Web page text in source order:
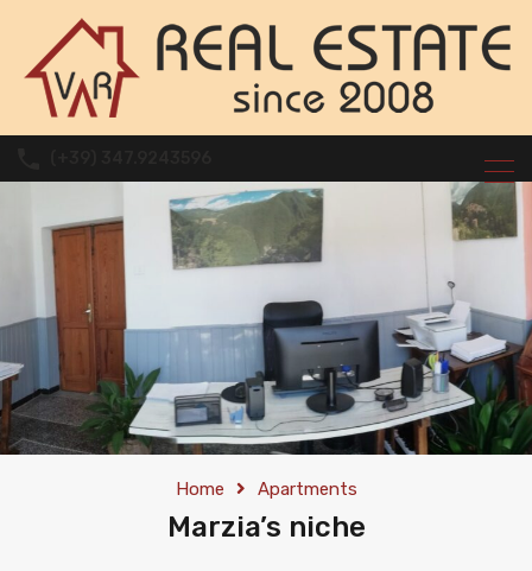
Home Apartments
Marzia’s niche